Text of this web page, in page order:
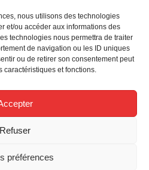
nous utilisons des technologies
et/ou accéder aux informations des
technologies nous permettra de traiter
de navigation ou les ID uniques
ou de retirer son consentement peut
caractéristiques et fonctions.
Refuser
préférences
contenus par e-mail.
ALLER